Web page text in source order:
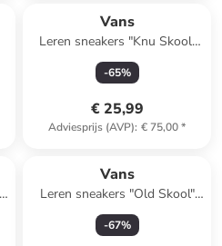
Vans
Leren sneakers "Knu Skool"
zwart
-65%
€ 25,99
Adviesprijs (AVP): € 75,00*
Vans
Leren sneakers "Old Skool"
beige
-67%